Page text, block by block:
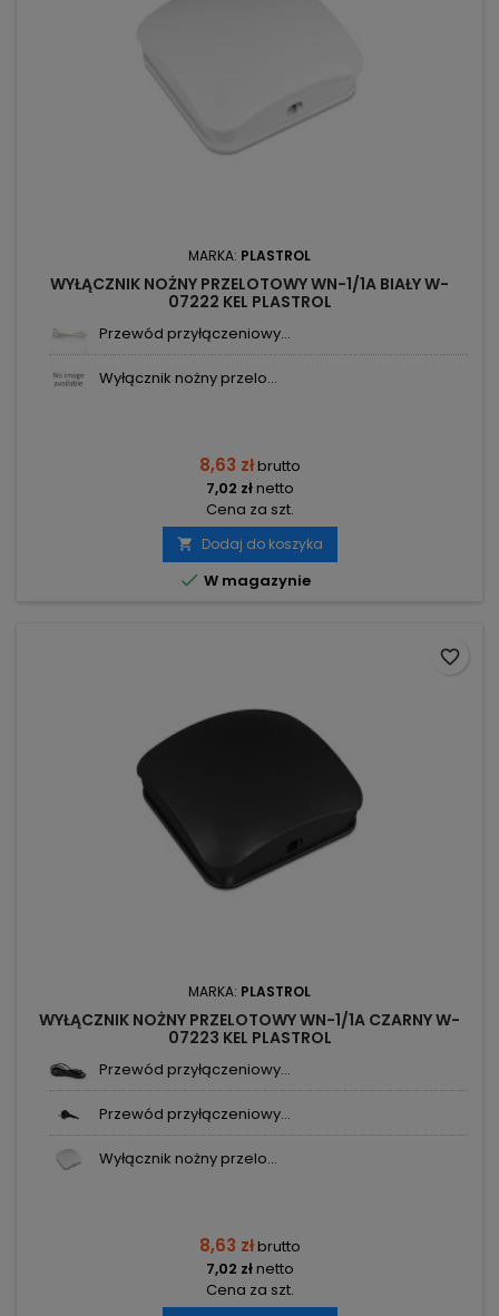
MARKA: PLASTROL
WYŁĄCZNIK NOŻNY PRZELOTOWY WN-1/1A BIAŁY W-
07222 KEL PLASTROL
Przewód przyłączeniowy...
Wyłącznik nożny przelo...
8,63 złbrutto
7,02 złnetto
Cena za szt.
 Dodaj do koszyka
 W magazynie
MARKA: PLASTROL
WYŁĄCZNIK NOŻNY PRZELOTOWY WN-1/1A CZARNY W-
07223 KEL PLASTROL
Przewód przyłączeniowy...
Przewód przyłączeniowy...
Wyłącznik nożny przelo...
8,63 złbrutto
7,02 złnetto
Cena za szt.
favorite_border